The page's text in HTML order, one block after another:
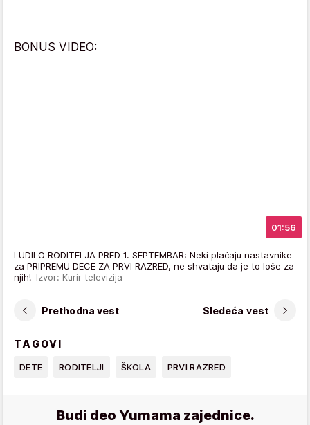
BONUS VIDEO:
01:56
LUDILO RODITELJA PRED 1. SEPTEMBAR: Neki plaćaju nastavnike
za PRIPREMU DECE ZA PRVI RAZRED, ne shvataju da je to loše za
njih! Izvor: Kurir televizija
Prethodna vest Sledeća vest
TAGOVI
DETE RODITELJI ŠKOLA PRVI RAZRED
Budi deo Yumama zajednice.